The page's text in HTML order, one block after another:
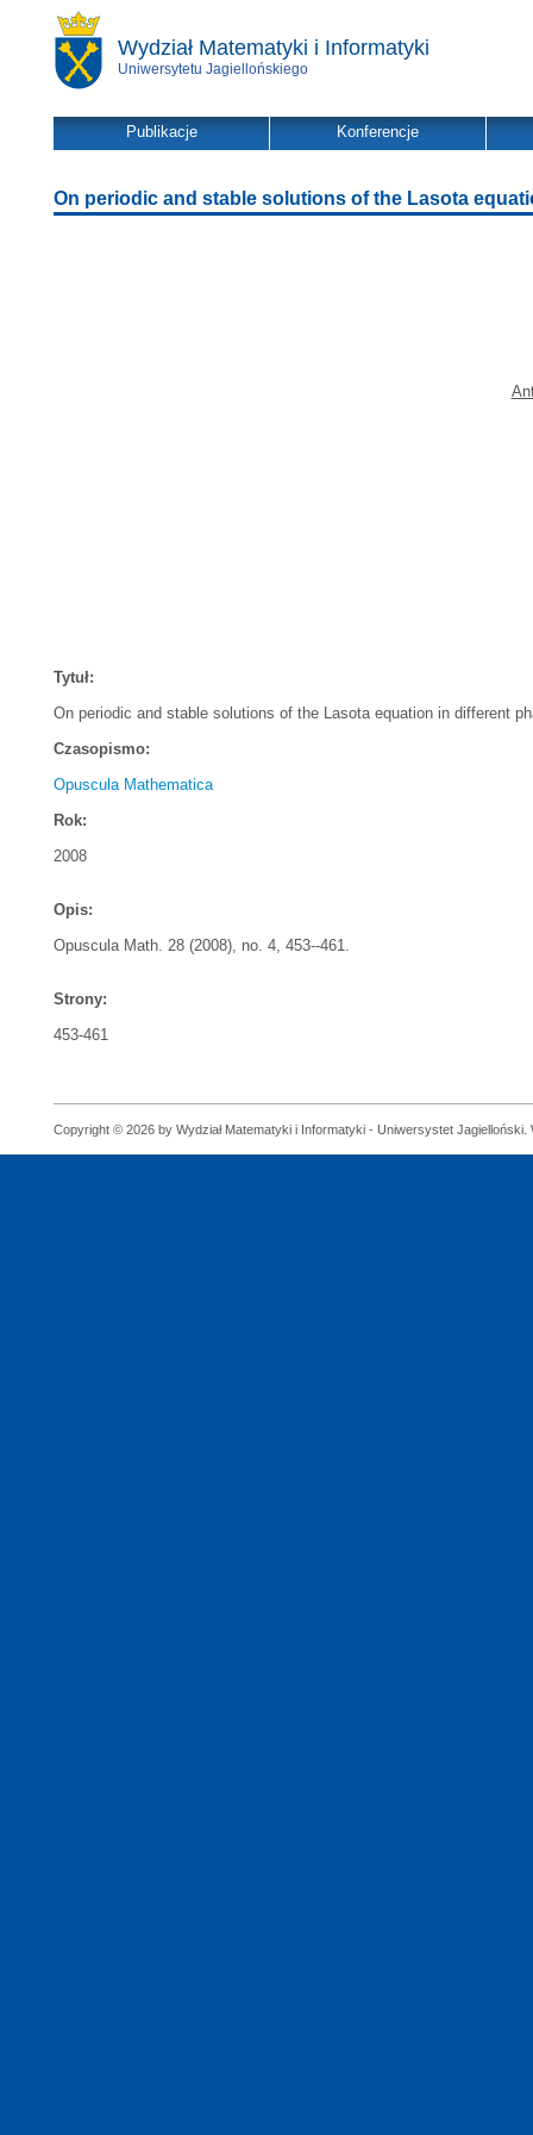
Wydział Matematyki i Informatyki
Uniwersytetu Jagiellońskiego
Publikacje Konferencje
On periodic and stable solutions of the Lasota
Tytuł:
On periodic and stable solutions of the Lasota equation in different
Czasopismo:
Opuscula Mathematica
Rok:
2008
Opis:
Opuscula Math. 28 (2008), no. 4, 453--461.
Strony:
453-461
Copyright © 2026 by Wydział Matematyki i Informatyki - Uniwersystet